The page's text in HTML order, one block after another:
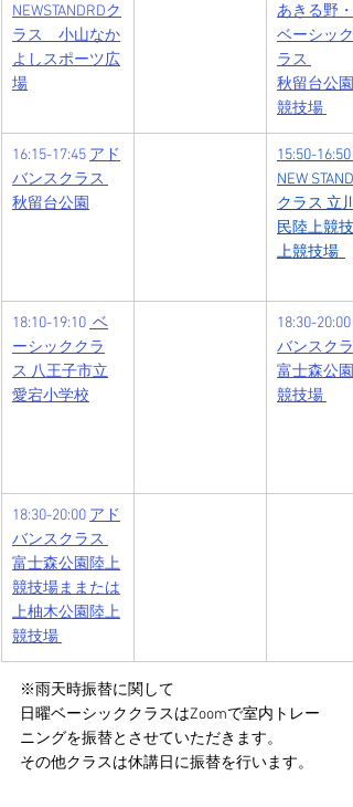
NEWSTANDRDク
ラス　小山なか
よしスポーツ広
場
あきる野・
ベーシック
ラス
秋留台公園
競技場
16:15-17:45 アド
バンスクラス
秋留台公園
15:50-16:50
NEW
クラス 立川
民陸上競技
上競技場
18:10-19:10 ベ
ーシッククラ
ス 八王子市立
愛宕小学校
18:30-20:00
バンスクラ
富士森公園
競技場
18:30-20:00 アド
バンスクラス
富士森公園陸上
競技場ままたは
上柚木公園陸上
競技場
※雨天時振替に関して
日曜ベーシッククラスはZoomで室内トレー
ニングを振替とさせていただきます。
その他クラスは休講日に振替を行います。